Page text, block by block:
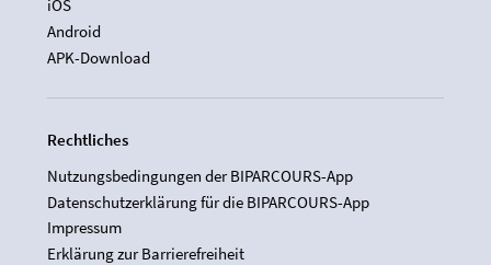
iOS
Android
APK-Download
Rechtliches
Nutzungsbedingungen der BIPARCOURS-App
Datenschutzerklärung für die BIPARCOURS-App
Impressum
Erklärung zur Barrierefreiheit